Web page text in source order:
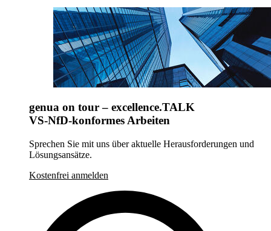
genua on tour – excellence.TALK
VS-NfD-konformes Arbeiten
Sprechen Sie mit uns über aktuelle Herausforderungen und
Lösungsansätze.
Kostenfrei anmelden